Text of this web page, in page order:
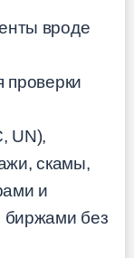
вроде
проверки
UN),
скамы,
и
биржами без